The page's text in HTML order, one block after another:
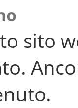
sito